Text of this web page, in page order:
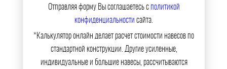
Отправляя форму Вы соглашаетесь сполитикой
конфиденциальности сайта.
*Калькулятор онлайн делает расчет стоимости навесов по
стандартной конструкции. Другие усиленные,
индивидуальные и большие навесы, рассчитываются